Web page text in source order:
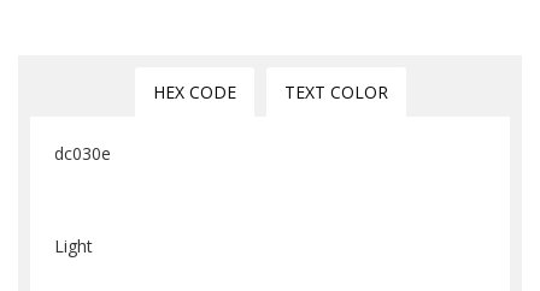
HEX CODE TEXT COLOR
dc030e
Light